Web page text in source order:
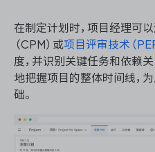
在制定计划时，项目经理可以
（CPM）或项目评审技术（
度，并识别关键任务和依赖
地把握项目的整体时间线，
础。